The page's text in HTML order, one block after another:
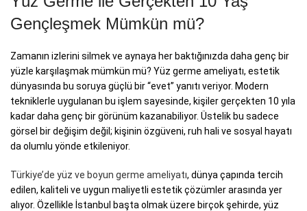
Gençleşmek Mümkün mü?
Zamanın izlerini silmek ve aynaya her baktığınızda daha genç bir
yüzle karşılaşmak mümkün mü? Yüz germe ameliyatı, estetik
dünyasında bu soruya güçlü bir “evet” yanıtı veriyor. Modern
tekniklerle uygulanan bu işlem sayesinde, kişiler gerçekten 10 yıla
kadar daha genç bir görünüm kazanabiliyor. Üstelik bu sadece
görsel bir değişim değil; kişinin özgüveni, ruh hali ve sosyal hayatı
da olumlu yönde etkileniyor.
Türkiye’de yüz ve boyun germe ameliyatı, dünya çapında tercih
edilen, kaliteli ve uygun maliyetli estetik çözümler arasında yer
alıyor. Özellikle İstanbul başta olmak üzere birçok şehirde, yüz